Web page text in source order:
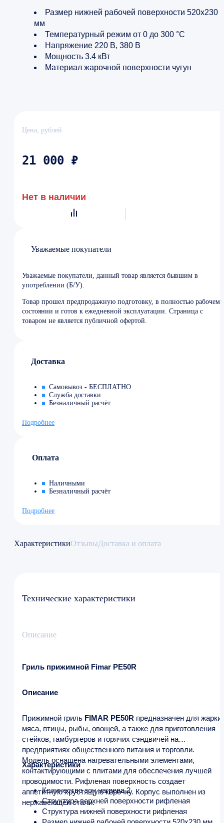
Размер нижней рабочей поверхности 520х230
мм
Температурный режим от 0 до 300 °C
Напряжение 220 В, 380 В
Мощность 3.4 кВт
Материал жарочной поверхности чугун
Цена, рублей
21 000 ₽
Нет в наличии
Уважаемые покупатели
Уважаемые покупатели, данный товар является бывшим в
употреблении (Б/У).
Товар прошел предпродажную подготовку, в полностью рабочем
состоянии и готов к ежедневной эксплуатации. Страница с
товаром не является публичной офертой.
Доставка
Самовывоз - БЕСПЛАТНО
Служба доставки
Безналичный расчёт
Подробнее
Оплата
Наличными
Безналичный расчёт
Подробнее
ХарактеристикиОтзывыДоставка и оплата
Технические характеристики
Описание
Гриль прижимной Fimar PE50R
Описание
Прижимной гриль FIMAR PE50R предназначен для жарки
мяса, птицы, рыбы, овощей, а также для приготовления
стейков, гамбургеров и горячих сэндвичей на
предприятиях общественного питания и торговли.
Модель оснащена нагревательными элементами,
контактирующими с плитами для обеспечения лучшей
проводимости. Рифленая поверхность создает
аппетитную хрустящую корочку. Корпус выполнен из
нержавеющей стали.
Характеристики
Количество зон нагрева 2
Структура верхней поверхности рифленая
Структура нижней поверхности рифленая